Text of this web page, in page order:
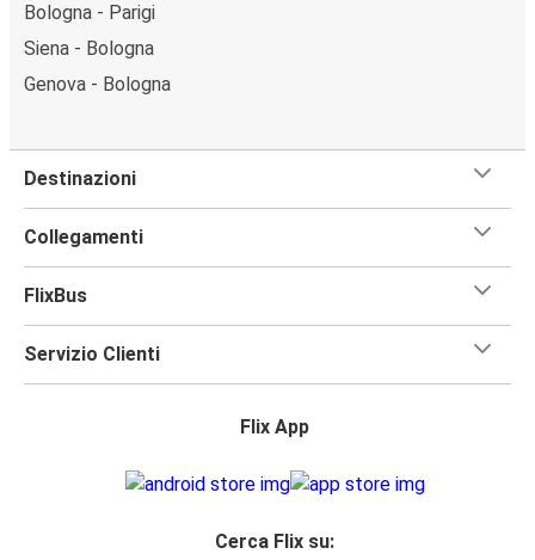
Bologna - Parigi
Siena - Bologna
Genova - Bologna
Destinazioni
Collegamenti
FlixBus
Servizio Clienti
Flix App
Cerca Flix su: